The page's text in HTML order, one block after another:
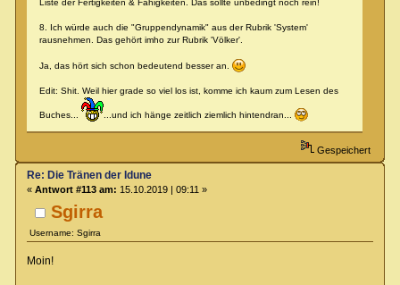
Liste der Fertigkeiten & Fähigkeiten. Das sollte unbedingt noch rein!
8. Ich würde auch die "Gruppendynamik" aus der Rubrik 'System'
rausnehmen. Das gehört imho zur Rubrik 'Völker'.
Ja, das hört sich schon bedeutend besser an.
Edit: Shit. Weil hier grade so viel los ist, komme ich kaum zum Lesen des
Buches... ...und ich hänge zeitlich ziemlich hintendran...
Gespeichert
Sgirra
Username: Sgirra
Re: Die Tränen der Idune
« Antwort #113 am: 15.10.2019 | 09:11 »
Moin!